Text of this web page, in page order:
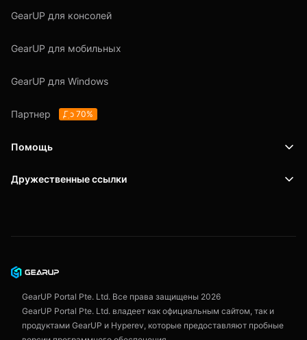
GearUP для консолей
GearUP для мобильных
GearUP для Windows
Партнер До 70%
Помощь
Поддержка
Пользовательское соглашение
Дружественные ссылки
GearUP Portal Pte. Ltd. Все права защищены 2026
GearUP Portal Pte. Ltd. владеет как официальным сайтом, так и
продуктами GearUP и Hyperev, которые предоставляют пробные